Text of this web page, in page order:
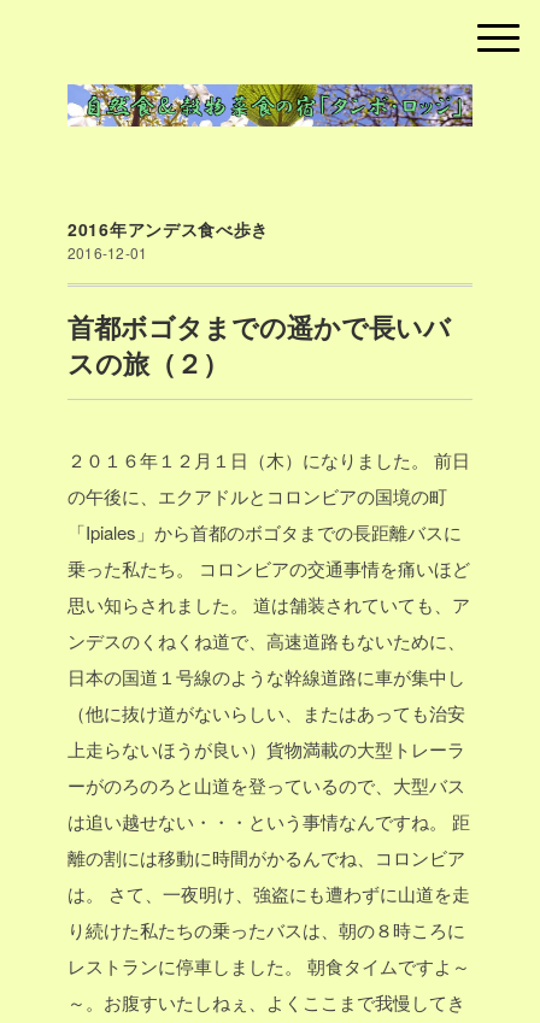
2016年アンデス食べ歩き
2016-12-01
首都ボゴタまでの遥かで長いバ
スの旅（２）
２０１６年１２月１日（木）になりました。
前日
の午後に、エクアドルとコロンビアの国境の町
「Ipiales」から首都のボゴタまでの長距離バスに
乗った私たち。
コロンビアの交通事情を痛いほど
思い知らされました。
道は舗装されていても、ア
ンデスのくねくね道で、高速道路もないために、
日本の国道１号線のような幹線道路に車が集中し
（他に抜け道がないらしい、またはあっても治安
上走らないほうが良い）貨物満載の大型トレーラ
ーがのろのろと山道を登っているので、大型バス
は追い越せない・・・という事情なんですね。
距
離の割には移動に時間がかるんでね、コロンビア
は。
さて、一夜明け、強盗にも遭わずに山道を走
り続けた私たちの乗ったバスは、朝の８時ころに
レストランに停車しました。
朝食タイムですよ～
～。お腹すいたしねぇ、よくここまで我慢してき